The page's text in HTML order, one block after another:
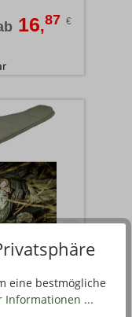
16,87 €
eine bestmögliche
Informationen ...